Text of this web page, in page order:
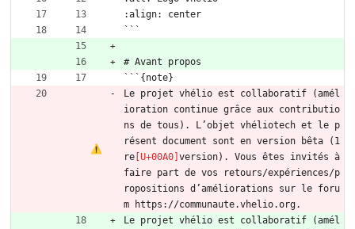
:align: center
```
# Avant propos
```{note}
Le projet vhélio est collaboratif (amél
ioration continue grâce aux contributio
ns de tous). L’objet vhéliotech et le p
résent document sont en version bêta (1
re
version). Vous êtes invités à
faire part de vos retours/expériences/p
ropositions d’améliorations sur le foru
m https://communaute.vhelio.org.
Le projet vhélio est collaboratif (amél